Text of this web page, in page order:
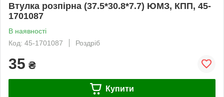
Втулка розпірна (37.5*30.8*7.7) ЮМЗ, КПП, 45-
1701087
В наявності
Код: 45-1701087
Роздріб
35 ₴
Купити